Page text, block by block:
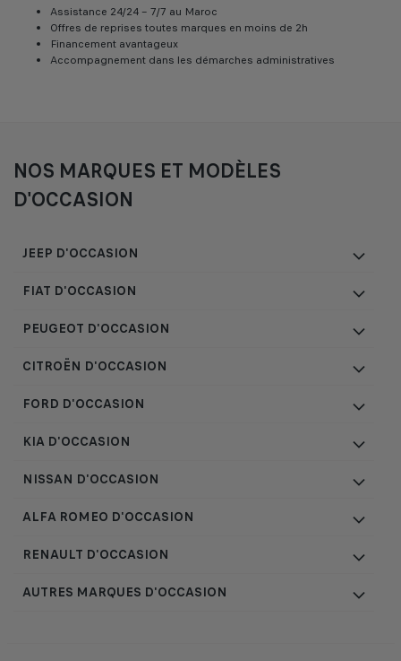
Assistance 24/24 – 7/7 au Maroc
Offres de reprises toutes marques en moins de 2h
Financement avantageux
Accompagnement dans les démarches administratives
NOS MARQUES ET MODÈLES
D'OCCASION
JEEP D'OCCASION
FIAT D'OCCASION
PEUGEOT D'OCCASION
CITROËN D'OCCASION
FORD D'OCCASION
KIA D'OCCASION
NISSAN D'OCCASION
ALFA ROMEO D'OCCASION
RENAULT D'OCCASION
AUTRES MARQUES D'OCCASION